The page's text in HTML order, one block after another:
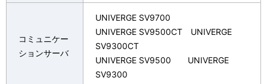
コミュニケー
ションサーバ
UNIVERGE SV9700
UNIVERGE SV9500CT UNIVERGE
SV9300CT
UNIVERGE SV9500 UNIVERGE
SV9300